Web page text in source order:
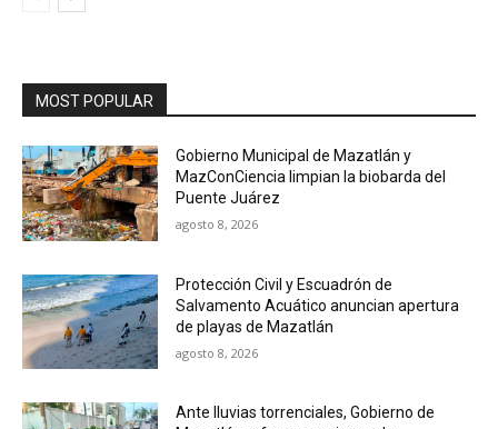
MOST POPULAR
Gobierno Municipal de Mazatlán y
MazConCiencia limpian la biobarda del
Puente Juárez
agosto 8, 2026
Protección Civil y Escuadrón de
Salvamento Acuático anuncian apertura
de playas de Mazatlán
agosto 8, 2026
Ante lluvias torrenciales, Gobierno de